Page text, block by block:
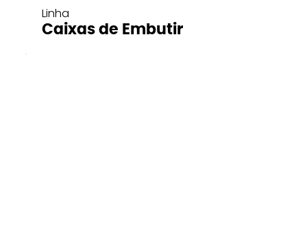
Linha
Caixas de Embutir